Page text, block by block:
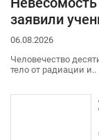
заявили
06.08.2026
Человечество
тело от радиации и..